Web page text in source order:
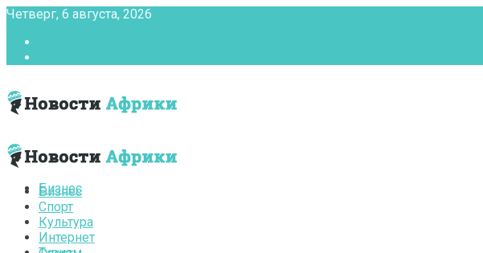
Четверг, 6 августа, 2026
Бизнес
Бизнес
Спорт
Культура
Интернет